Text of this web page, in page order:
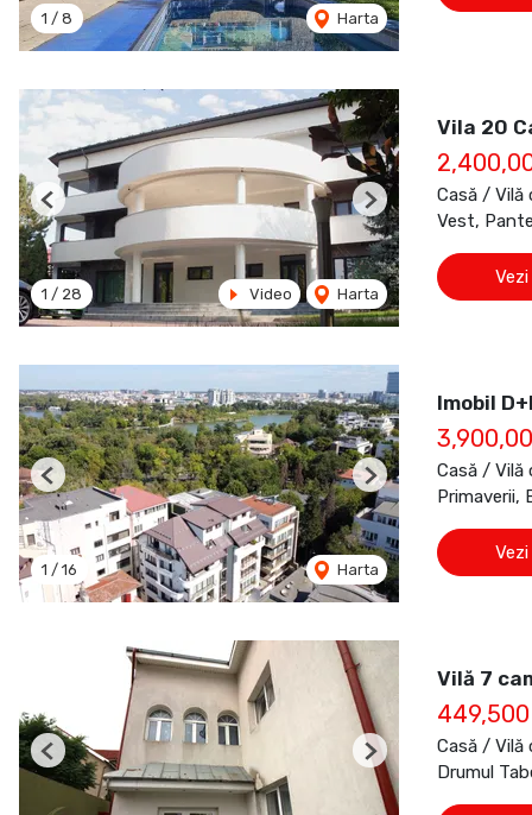
1 / 8 Harta
1 / 28 Video Harta
Previous Next
Vila 20
Casă / Vilă
Vest,
1 / 16 Harta
Previous Next
Imobil
Casă / Vilă
Primaverii,
Previous Next
Vilă 7
Casă / Vilă
Drumul